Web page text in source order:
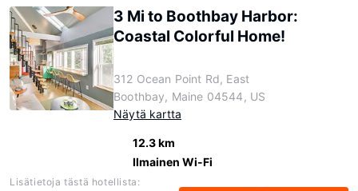
3 Mi to Boothbay Harbor:
Coastal Colorful Home!
312 Ocean Point Rd, East
Boothbay, Maine 04544, US
Näytä kartta
12.3 km
Ilmainen Wi-Fi
Lisätietoja tästä hotellista: